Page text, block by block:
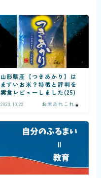
山形県産【つきあかり】は
まずいお米？特徴と評判を
実食レビューしました(25)
2023.10.22 お米あれこれ